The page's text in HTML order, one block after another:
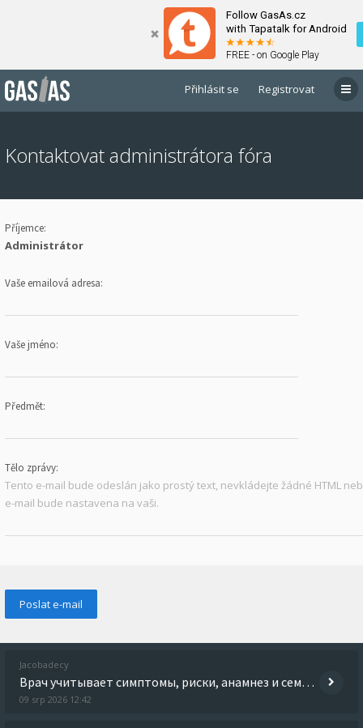
Follow GasAs.cz
with Tapatalk for Android
FREE - on Google Play
Přihlásit se Registrovat
Kontaktovat administrátora fóra
Příjemce:
Administrátor
Vaše emailová adresa:
Vaše jméno:
Předmět:
Tělo zprávy:
Tento e-mail bude odeslán jako prostý text, nevkládejte žádné HTML
e-mail bude nastavena na vaši.
Jacobadecy
Врач учитывает симптомы, риски, анамнез и семейную ситуацию, чтобы предложить подходящую программу. Выяснить больше - h
09 srp 2026 12:42